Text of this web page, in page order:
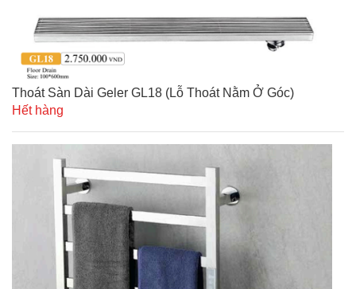
Thoát Sàn Dài Geler GL18 (lỗ Thoát Nằm Ở Góc)
Hết hàng